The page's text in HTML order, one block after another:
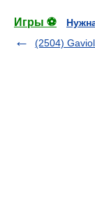
Игры ⚽
(2504)